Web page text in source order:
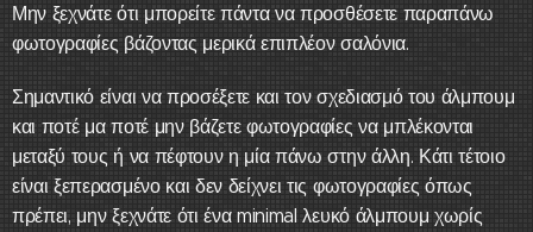
Μην ξεχνάτε ότι μπορείτε πάντα να προσθέσετε παραπάνω
φωτογραφίες βάζοντας μερικά επιπλέον σαλόνια.
Σημαντικό είναι να προσέξετε και τον σχεδιασμό του άλμπουμ
και ποτέ μα ποτέ μην βάζετε φωτογραφίες να μπλέκονται
μεταξύ τους ή να πέφτουν η μία πάνω στην άλλη. Κάτι τέτοιο
είναι ξεπερασμένο και δεν δείχνει τις φωτογραφίες όπως
πρέπει, μην ξεχνάτε ότι ένα minimal λευκό άλμπουμ χωρίς